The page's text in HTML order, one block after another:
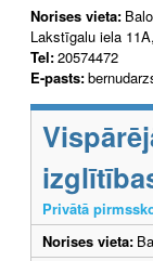
Norises vieta:
Lakstīgalu iela
Tel:20574472
E-pasts:
Privātā
Norises vieta: